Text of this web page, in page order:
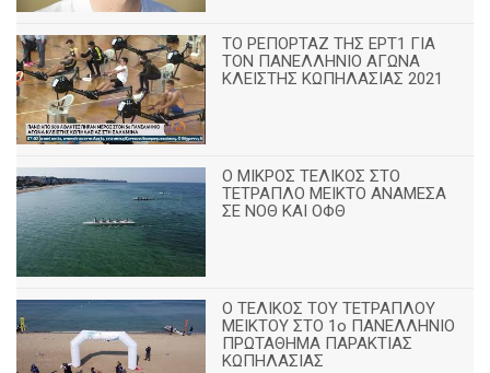
ΤΟ ΡΕΠΟΡΤΑΖ ΤΗΣ ΕΡΤ1 ΓΙΑ
ΤΟΝ ΠΑΝΕΛΛΗΝΙΟ ΑΓΩΝΑ
ΚΛΕΙΣΤΗΣ ΚΩΠΗΛΑΣΙΑΣ 2021
Ο ΜΙΚΡΟΣ ΤΕΛΙΚΟΣ ΣΤΟ
ΤΕΤΡΑΠΛΟ ΜΕΙΚΤΟ ΑΝΑΜΕΣΑ
ΣΕ ΝΟΘ ΚΑΙ ΟΦΘ
Ο ΤΕΛΙΚΟΣ ΤΟΥ ΤΕΤΡΑΠΛΟΥ
ΜΕΙΚΤΟΥ ΣΤΟ 1ο ΠΑΝΕΛΛΗΝΙΟ
ΠΡΩΤΑΘΗΜΑ ΠΑΡΑΚΤΙΑΣ
ΚΩΠΗΛΑΣΙΑΣ